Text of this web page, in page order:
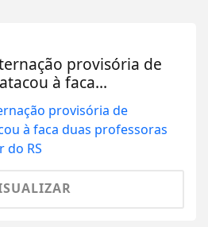
provisória de
à faca...